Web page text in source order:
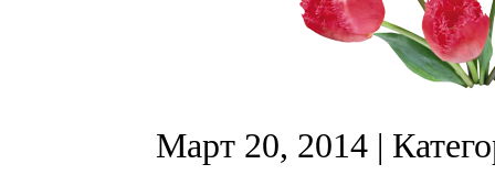
Март 20, 2014|